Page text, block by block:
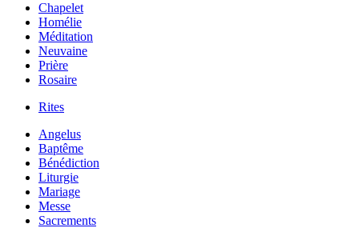
Chapelet
Homélie
Méditation
Neuvaine
Prière
Rosaire
Rites
Angelus
Baptême
Bénédiction
Liturgie
Mariage
Messe
Sacrements